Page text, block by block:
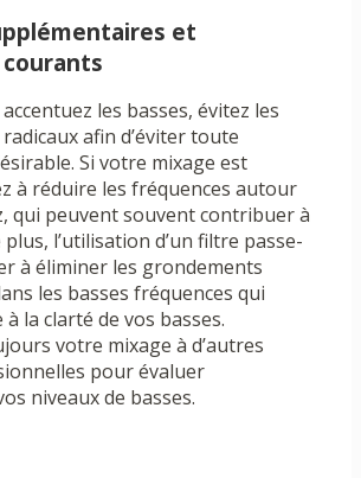
et
les basses, évitez les
afin d’éviter toute
Si votre mixage est
à réduire les fréquences autour
qui peuvent souvent contribuer à
l’utilisation d’un filtre passe-
à éliminer les grondements
les basses fréquences qui
la clarté de vos basses.
votre mixage à d’autres
pour évaluer
niveaux de basses.